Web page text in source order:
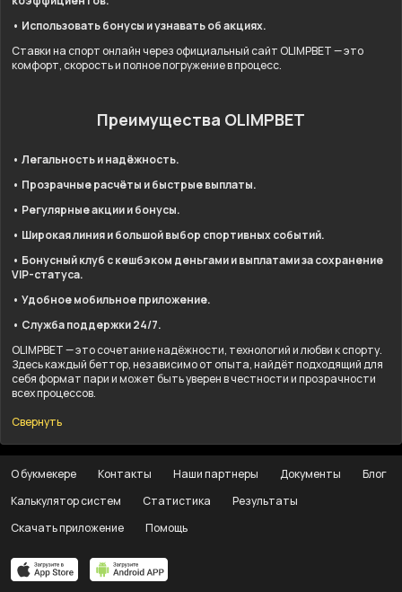
• Использовать бонусы и узнавать об акциях.
Ставки на спорт онлайн через официальный сайт OLIMPBET — это
комфорт, скорость и полное погружение в процесс.
Преимущества OLIMPBET
• Легальность и надёжность.
• Прозрачные расчёты и быстрые выплаты.
• Регулярные акции и бонусы.
• Широкая линия и большой выбор спортивных событий.
• Бонусный клуб с кешбэком деньгами и выплатами за сохранение
VIP-статуса.
• Удобное мобильное приложение.
• Служба поддержки 24/7.
OLIMPBET — это сочетание надёжности, технологий и любви к спорту.
Здесь каждый беттор, независимо от опыта, найдёт подходящий для
себя формат пари и может быть уверен в честности и прозрачности
всех процессов.
Свернуть
О букмекере Контакты Наши партнеры Документы
Блог
Калькулятор систем
Статистика
Результаты
Скачать приложение
Помощь